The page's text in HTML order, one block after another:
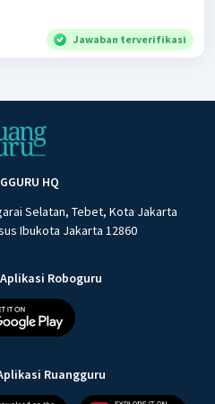
Jawaban terverifikasi
HQ
Selatan, Tebet, Kota Jakarta
Ibukota Jakarta 12860
Aplikasi Roboguru
Ruangguru